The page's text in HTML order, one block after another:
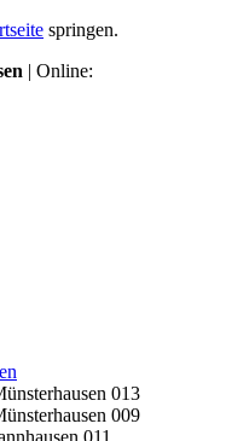
springen.
| Online: